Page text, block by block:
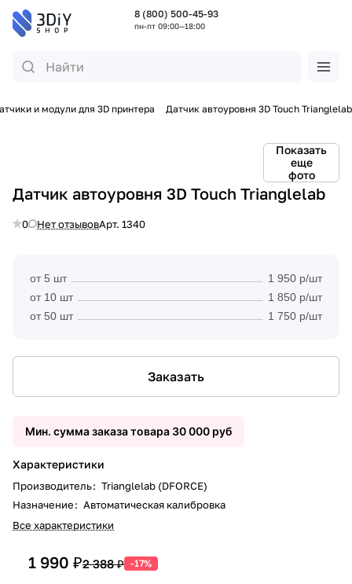
8 (800) 500-45-93
пн-пт 09:00—18:00
и модули для 3D принтера Датчик автоуровня 3D Touch Trianglelab
Показать
еще
фото
Датчик автоуровня 3D Touch Trianglelab
0 Нет отзывовАрт. 1340
от 5 шт
1 950 р/шт
от 10 шт
1 850 р/шт
от 50 шт
1 750 р/шт
Заказать
Мин. сумма заказа товара 30 000 руб
Характеристики
Производитель: Trianglelab (DFORCE)
Назначение: Автоматическая калибровка
Все характеристики
1 990 ₽2 388 ₽ -17%